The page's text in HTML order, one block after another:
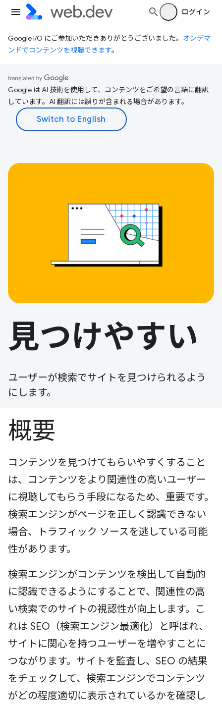
ログイン
Google I/O にご参加いただきありがとうございました。 オンデマ
ンドでコンテンツを視聴できます。
Google は AI 技術を使用して、コンテンツをご希望の言語に翻訳
しています。AI 翻訳には誤りが含まれる場合があります。
見つけやすい
ユーザーが検索でサイトを見つけられるよう
にします。
概要
コンテンツを見つけてもらいやすくすること
は、コンテンツをより関連性の高いユーザー
に視聴してもらう手段になるため、重要です。
検索エンジンがページを正しく認識できない
場合、トラフィック ソースを逃している可能
性があります。
検索エンジンがコンテンツを検出して自動的
に認識できるようにすることで、関連性の高
い検索でのサイトの視認性が向上します。こ
れは SEO（検索エンジン最適化）と呼ばれ、
サイトに関心を持つユーザーを増やすことに
つながります。サイトを監査し、SEO の結果
をチェックして、検索エンジンでコンテンツ
がどの程度適切に表示されているかを確認し